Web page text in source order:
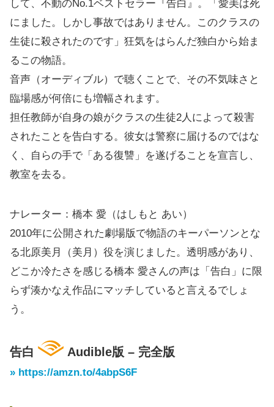
して、不動のNo.1ベストセラー『告白』。「愛美は死
にました。しかし事故ではありません。このクラスの
生徒に殺されたのです」狂気をはらんだ独白から始ま
るこの物語。
音声（オーディブル）で聴くことで、その不気味さと
臨場感が何倍にも増幅されます。
担任教師が自身の娘がクラスの生徒2人によって殺害
されたことを告白する。彼女は警察に届けるのではな
く、自らの手で「ある復讐」を遂げることを宣言し、
教室を去る。
ナレーター：橋本 愛（はしもと あい）
2010年に公開された劇場版で物語のキーパーソンとな
る北原美月（美月）役を演じました。透明感があり、
どこか冷たさを感じる橋本 愛さんの声は「告白」に限
らず湊かなえ作品にマッチしていると言えるでしょ
う。
告白 Audible版 – 完全版
» https://amzn.to/4abpS6F